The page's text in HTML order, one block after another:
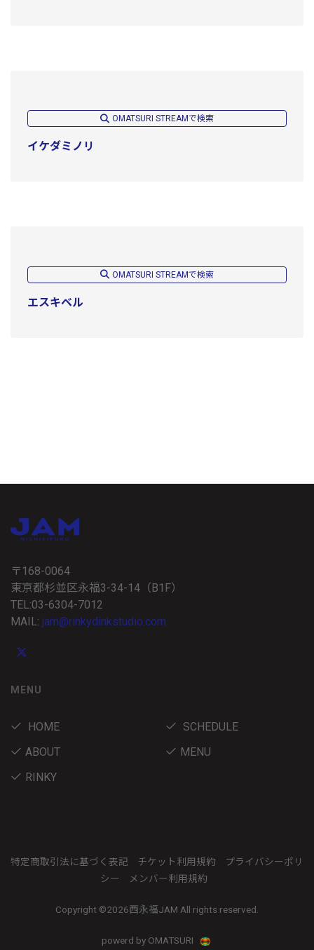
OMATSURI STREAMで検索
イケダミノリ
OMATSURI STREAMで検索
エスキベル
〒168-0064
東京都杉並区永福3-34-14（B1F）
TEL:03-6304-7012
MAIL: jam@rinkydinkstudio.com
MENU
HOME
SCHEDULE
ABOUT
MENU
RINKY
特定商取引法に基づく表記 チケット利用規約
プライバシーポリ
シー
メンバー利用規約
Copyright ©2026西永福JAM All rights reserved.
powerd by OMATSURI